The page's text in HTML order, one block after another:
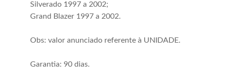
Silverado 1997 a 2002;
Grand Blazer 1997 a 2002.
Obs: valor anunciado referente à UNIDADE.
Garantia: 90 dias.